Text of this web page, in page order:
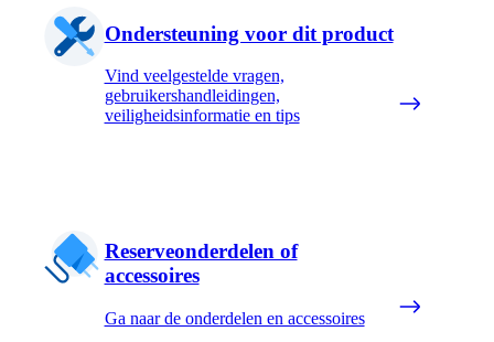
Ondersteuning voor dit product
Vind veelgestelde vragen,
gebruikershandleidingen,
veiligheidsinformatie en tips
Reserveonderdelen of
accessoires
Ga naar de onderdelen en accessoires